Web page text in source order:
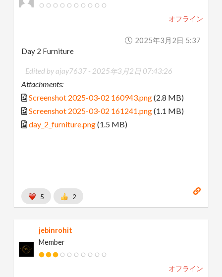
オフライン
2025年3月2日 5:37
Day 2 Furniture
Edited by ajay7637 - 2025年3月2日 07:43:26
Attachments:
Screenshot 2025-03-02 160943.png(2.8 MB)
Screenshot 2025-03-02 161241.png(1.1 MB)
day_2_furniture.png(1.5 MB)
5 2
jebinrohit
Member
オフライン